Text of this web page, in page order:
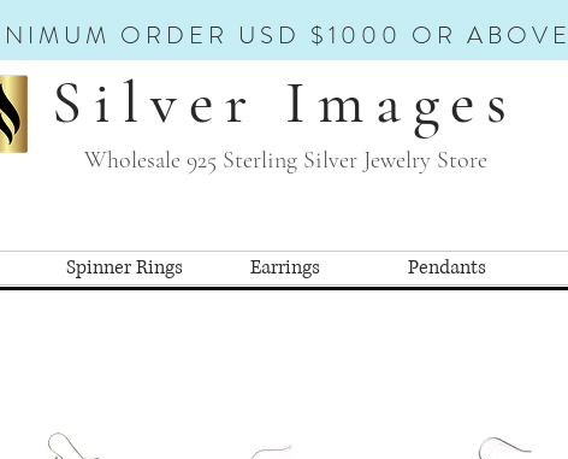
ORDER USD $1000 OR ABOVE
Silver Images
Wholesale 925 Sterling Silver Jewelry Store
Spinner Rings Earrings Pendants